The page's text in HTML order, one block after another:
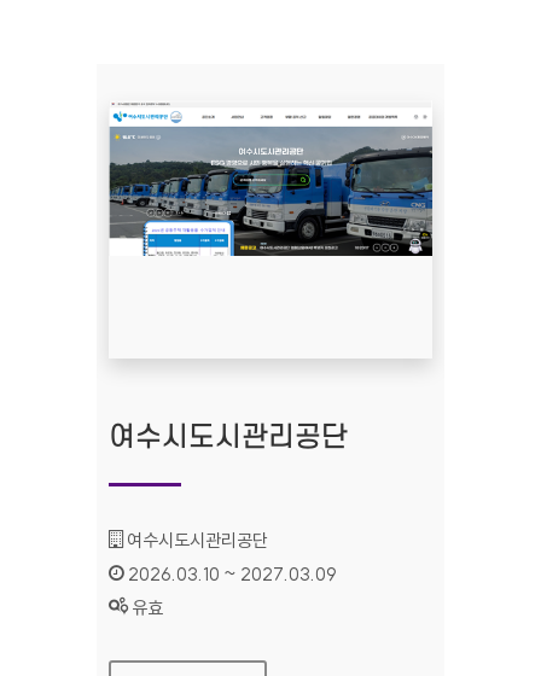
여수시도시관리공단
기관명 :
여수시도시관리공단
인증기간 :
2026.03.10 ~ 2027.03.09
상태 :
유효